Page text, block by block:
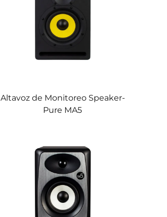
Altavoz de Monitoreo Speaker-
Pure MA5